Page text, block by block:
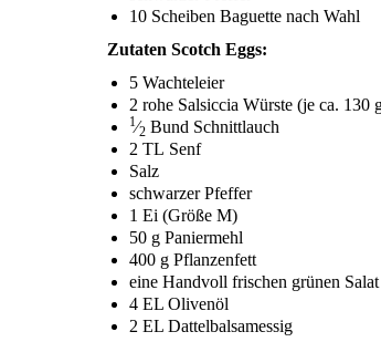
10 Schei­ben Baguette nach Wahl
Zuta­ten Scotch Eggs:
5 Wach­tel­ei­er
2 rohe Sal­sic­cia Würs­te (je ca. 130
1⁄2 Bund Schnittlauch
2 TL Senf
Salz
schwar­zer Pfeffer
1 Ei (Grö­ße M)
50 g Paniermehl
400 g Pflanzenfett
eine Hand­voll fri­schen grü­nen Salat
4 EL Olivenöl
2 EL Dattelbalsamessig